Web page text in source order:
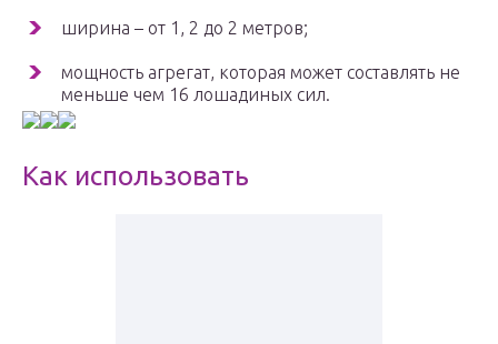
ширина – от 1, 2 до 2 метров;
мощность агрегат, которая может составлять не
меньше чем 16 лошадиных сил.
Как использовать